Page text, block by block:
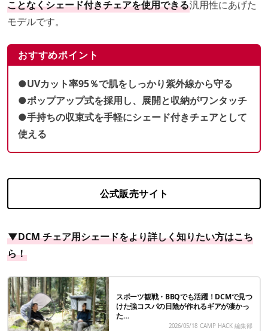
ことなくシェード付きチェアを使用できる汎用性にあげた
モデルです。
おすすめポイント
●UVカット率95％で肌をしっかり紫外線から守る
●ポップアップ式を採用し、展開と収納がワンタッチ
●手持ちの収束式を手軽にシェード付きチェアとして
使える
公式販売サイト
▼DCM チェア用シェードをより詳しく知りたい方はこち
ら！
スポーツ観戦・BBQでも活躍！DCMで見つ
けた強コスパの日陰が作れるギアが凄かっ
た…
2026/05/18 CAMP HACK 編集部